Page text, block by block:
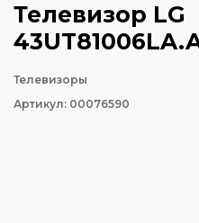
Телевизор LG
Телевизоры
Артикул: 00076590